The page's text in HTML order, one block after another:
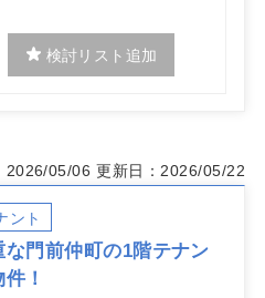
検討リスト追加
2026/05/06 更新日：2026/05/22
ント
な門前仲町の1階テナン
件！